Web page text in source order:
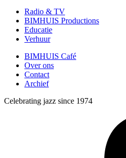
Radio & TV
BIMHUIS Productions
Educatie
Verhuur
BIMHUIS Café
Over ons
Contact
Archief
Celebrating jazz since 1974